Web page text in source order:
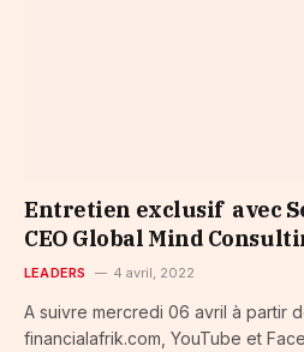
Entretien exclusif avec
CEO Global Mind
LEADERS 4 avril, 2022
A suivre mercredi 06 avril à partir
financialafrik.com, YouTube et